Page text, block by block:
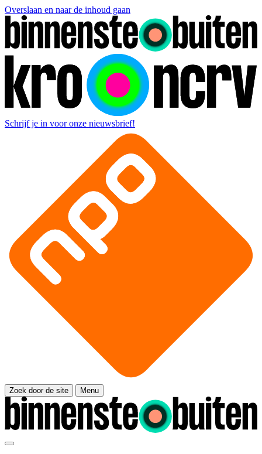
Overslaan en naar de inhoud gaan
Schrijf je in voor onze nieuwsbrief!
Zoek door de site Menu